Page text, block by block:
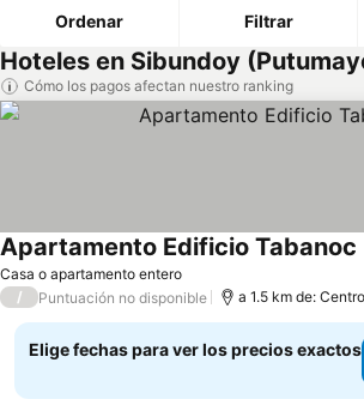
Ordenar Filtrar
Hoteles en Sibundoy
Cómo los pagos afectan nuestro ranking
Casa o apartamento entero
Apartamento Edificio Tabanoc
/ Puntuación no disponible a 1.5 km de:
Elige fechas para ver los precios exactos